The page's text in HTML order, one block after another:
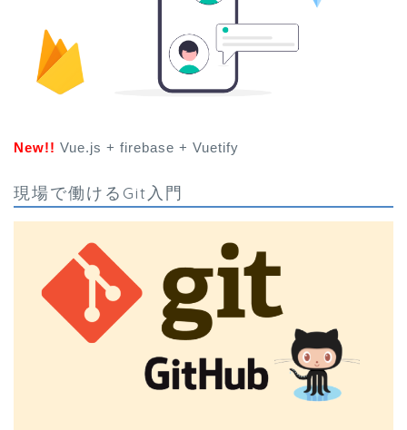
New!! Vue.js + firebase + Vuetify
現場で働けるGit入門